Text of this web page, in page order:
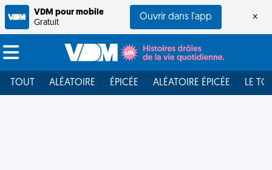
VDM pour mobile
Gratuit
Ouvrir dans l'app ×
TOUT ALÉATOIRE ÉPICÉE ALÉATOIRE ÉPICÉE LE